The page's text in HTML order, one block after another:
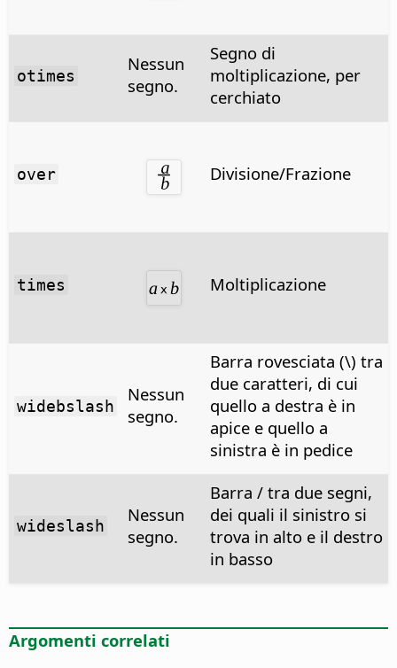
otimes
Nessun
segno.
Segno di
moltiplicazione, per
cerchiato
over Divisione/Frazione
times Moltiplicazione
widebslash
Nessun
segno.
Barra rovesciata (\) tra
due caratteri, di cui
quello a destra è in
apice e quello a
sinistra è in pedice
wideslash
Nessun
segno.
Barra / tra due segni,
dei quali il sinistro si
trova in alto e il destro
in basso
Argomenti correlati